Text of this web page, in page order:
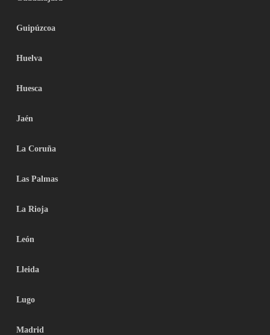
Guipúzcoa
Huelva
Huesca
Jaén
La Coruña
Las Palmas
La Rioja
León
Lleida
Lugo
Madrid